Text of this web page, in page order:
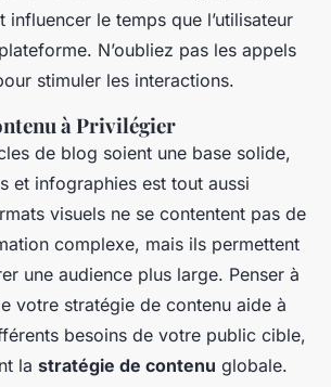
influencer le temps que l’utilisateur
N’oubliez pas les appels
stimuler les interactions.
à Privilégier
de blog soient une base solide,
et infographies est tout aussi
visuels ne se contentent pas de
complexe, mais ils permettent
une audience plus large. Penser à
votre stratégie de contenu aide à
besoins de votre public cible,
la stratégie de contenu globale.